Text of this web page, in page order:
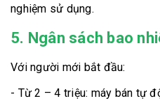
nghiệm sử dụng.
5. Ngân sách bao
Với người mới bắt đầu:
- Từ 2 – 4 triệu: máy bán tự